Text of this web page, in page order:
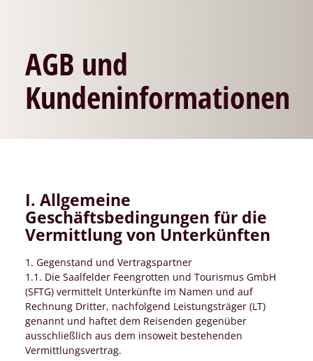
AGB und
Kundeninformationen
I. Allgemeine
Geschäftsbedingungen für die
Vermittlung von Unterkünften
1. Gegenstand und Vertragspartner
1.1. Die Saalfelder Feengrotten und Tourismus GmbH
(SFTG) vermittelt Unterkünfte im Namen und auf
Rechnung Dritter, nachfolgend Leistungsträger (LT)
genannt und haftet dem Reisenden gegenüber
ausschließlich aus dem insoweit bestehenden
Vermittlungsvertrag.